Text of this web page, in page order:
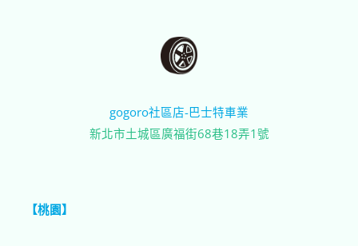
gogoro社區店-巴士特車業
新北市土城區廣福街68巷18弄1號
【桃園】